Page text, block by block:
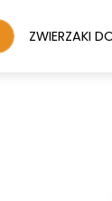
ZWIERZAKI